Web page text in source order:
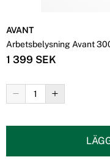
AVANT
Arbetsbelysning Avant
1 399 SEK